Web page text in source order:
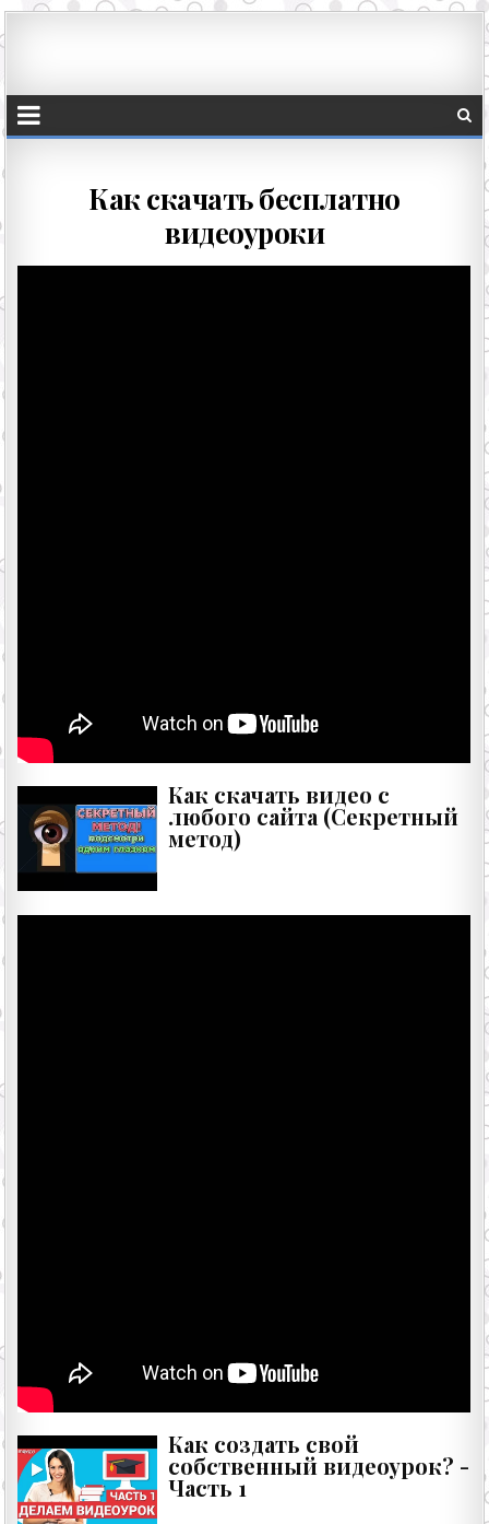
Как скачать бесплатно
видеоуроки
Как скачать видео с
любого сайта (Секретный
метод)
Как создать свой
собственный видеоурок? -
Часть 1